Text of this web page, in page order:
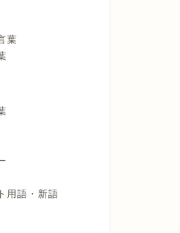
葉
用語・新語